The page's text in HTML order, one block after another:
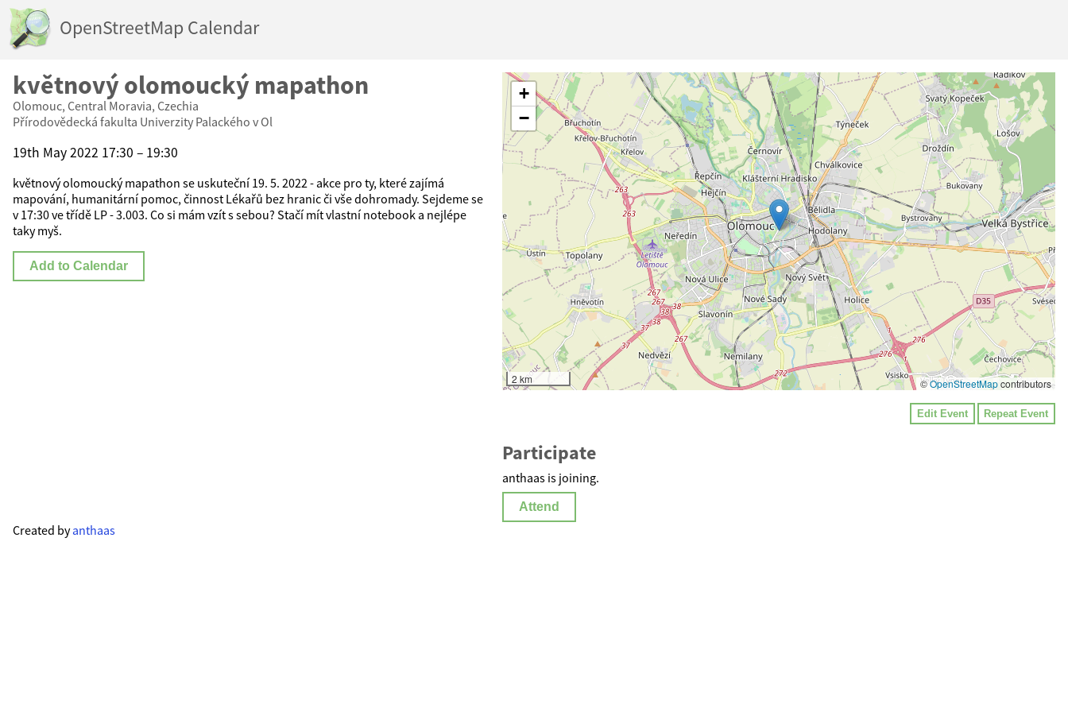
OpenStreetMap Calendar
květnový olomoucký mapathon
Olomouc, Central Moravia, Czechia
Přírodovědecká fakulta Univerzity Palackého v Ol
19th May 2022 17:30 – 19:30
květnový olomoucký mapathon se uskuteční 19. 5. 2022 - akce pro ty, které zajímá
mapování, humanitární pomoc, činnost Lékařů bez hranic či vše dohromady. Sejdeme se
v 17:30 ve třídě LP - 3.003. Co si mám vzít s sebou? Stačí mít vlastní notebook a nejlépe
taky myš.
Add to Calendar
+
−
2 km ©OpenStreetMapcontributors
Edit Event Repeat Event
Participate
anthaas is joining.
Attend
Created byanthaas